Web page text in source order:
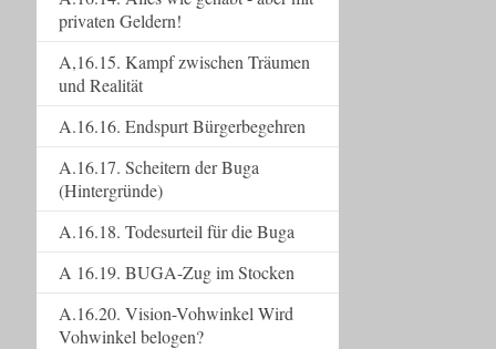
privaten Geldern!
A,16.15. Kampf zwischen Träumen
und Realität
A.16.16. Endspurt Bürgerbegehren
A.16.17. Scheitern der Buga
(Hintergründe)
A.16.18. Todesurteil für die Buga
A 16.19. BUGA-Zug im Stocken
A.16.20. Vision-Vohwinkel Wird
Vohwinkel belogen?